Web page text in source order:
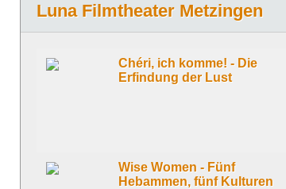
Luna Filmtheater Metzingen
Chéri, ich komme! - Die
Erfindung der Lust
Wise Women - Fünf
Hebammen, fünf Kulturen